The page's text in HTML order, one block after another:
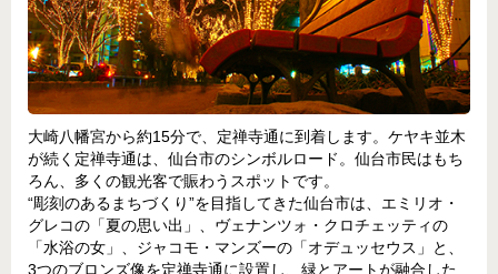
大崎八幡宮から約15分で、定禅寺通に到着します。ケヤキ並木
が続く定禅寺通は、仙台市のシンボルロード。仙台市民はもち
ろん、多くの観光客で賑わうスポットです。
“彫刻のあるまちづくり”を目指してきた仙台市は、エミリオ・
グレコの「夏の思い出」、ヴェナンツォ・クロチェッティの
「水浴の女」、ジャコモ・マンズーの「オデュッセウス」と、
3つのブロンズ像を定禅寺通に設置し、緑とアートが融合した